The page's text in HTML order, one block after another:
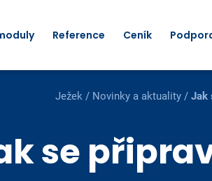
Reference Ceník
Ježek/ Novinky a aktuality/ Jak
se